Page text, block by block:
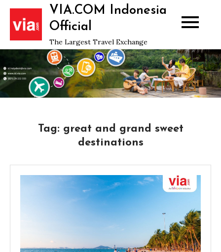
Skip
content
VIA.COM Indonesia
Official
The Largest Travel Exchange
Tag: great and grand sweet
destinations